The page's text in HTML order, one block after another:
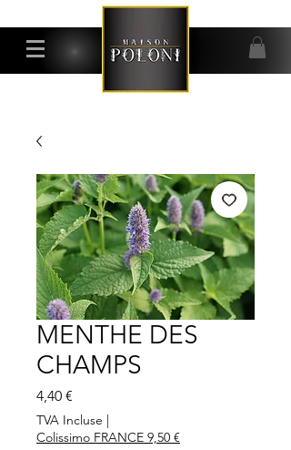
MENTHE DES
CHAMPS
4,40 €
TVA Incluse |
Colissimo FRANCE 9,50 €